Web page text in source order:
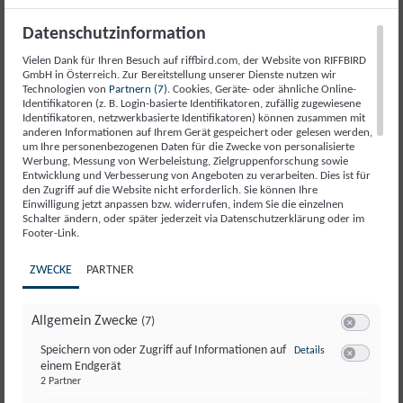
erzielt haben.
Artikel lesen
Recruitee im Test: Alle
Datenschutzinformation
Vielen Dank für Ihren Besuch auf riffbird.com, der Website von RIFFBIRD
GmbH in Österreich. Zur Bereitstellung unserer Dienste nutzen wir
Technologien von Partnern (7) . Cookies, Geräte- oder ähnliche Online-
Identifikatoren (z. B. Login-basierte Identifikatoren, zufällig zugewiesene
Identifikatoren, netzwerkbasierte Identifikatoren) können zusammen mit
anderen Informationen auf Ihrem Gerät gespeichert oder gelesen werden,
um Ihre personenbezogenen Daten für die Zwecke von personalisierte
Werbung, Messung von Werbeleistung, Zielgruppenforschung sowie
Entwicklung und Verbesserung von Angeboten zu verarbeiten. Dies ist für
den Zugriff auf die Website nicht erforderlich. Sie können Ihre
Einwilligung jetzt anpassen bzw. widerrufen, indem Sie die einzelnen
Schalter ändern, oder später jederzeit via Datenschutzerklärung oder im
Footer-Link.
ZWECKE PARTNER
Allgemein Zwecke (7)
Speichern von oder Zugriff auf Informationen auf
einem Endgerät
2 Partner
Details zu Speichern